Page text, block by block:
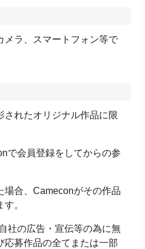
メラ、スマートフォン等で
されたオリジナル作品に限
で会員登録をしてからの参
場合、Cameconがその作品
。
社の広告・宣伝等の為に無
応募作品の全てまたは一部